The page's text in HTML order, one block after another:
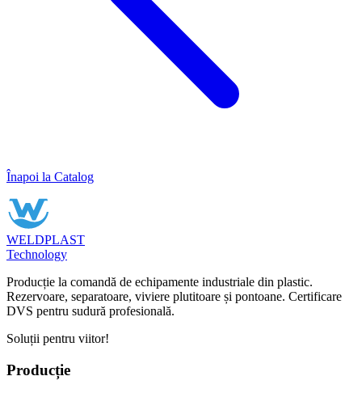
Înapoi la Catalog
WELDPLAST
Technology
Producție la comandă de echipamente industriale din plastic.
Rezervoare, separatoare, viviere plutitoare și pontoane. Certificare
DVS pentru sudură profesională.
Soluții pentru viitor!
Producție